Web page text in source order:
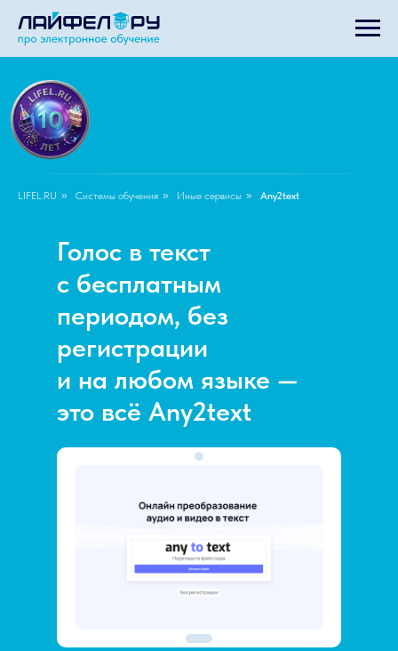
LIFEL.RU » Системы обучения » Иные сервисы » Any2text
Голос в текст
с бесплатным
периодом, без
регистрации
и на любом языке —
это всё Any2text